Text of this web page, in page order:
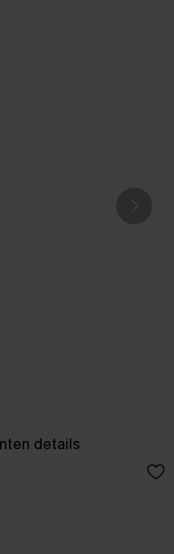
details